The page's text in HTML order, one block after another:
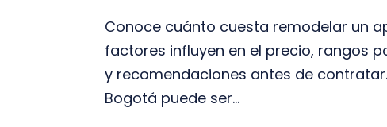
Conoce cuánto cuesta remodelar un
factores influyen en el precio, rangos
y recomendaciones antes de
Bogotá puede ser...